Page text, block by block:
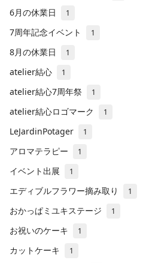
6月の休業日 1
7周年記念イベント 1
8月の休業日 1
atelier結心 1
atelier結心7周年祭 1
atelier結心ロゴマーク 1
LeJardinPotager 1
アロマテラピー 1
イベント出展 1
エディブルフラワー摘み取り 1
おかっぱミユキステージ 1
お祝いのケーキ 1
カットケーキ 1